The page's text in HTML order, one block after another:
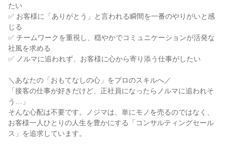
たい
✅ お客様に「ありがとう」と言われる瞬間を一番のやりがいと感
じる
✅ チームワークを重視し、穏やかでコミュニケーションが活発な
社風を求める
✅ ノルマに追われず、お客様に心から寄り添う仕事がしたい
＼あなたの「おもてなしの心」をプロのスキルへ／
「接客の仕事が好きだけど、正社員になったらノルマに追われそ
う…」
そんな心配は不要です。ノジマは、単にモノを売るのではなく、
お客様一人ひとりの人生を豊かにする「コンサルティングセール
ス」を追求しています。